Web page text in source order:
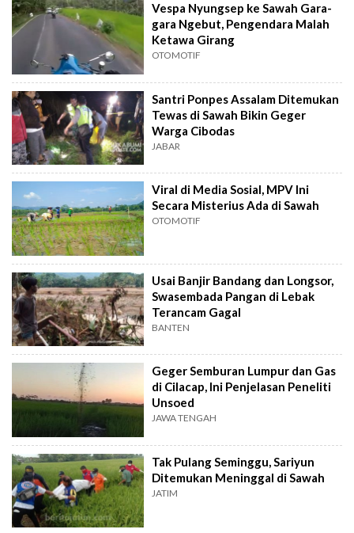
Vespa Nyungsep ke Sawah Gara-
gara Ngebut, Pengendara Malah
Ketawa Girang
OTOMOTIF
Santri Ponpes Assalam Ditemukan
Tewas di Sawah Bikin Geger
Warga Cibodas
JABAR
Viral di Media Sosial, MPV Ini
Secara Misterius Ada di Sawah
OTOMOTIF
Usai Banjir Bandang dan Longsor,
Swasembada Pangan di Lebak
Terancam Gagal
BANTEN
Geger Semburan Lumpur dan Gas
di Cilacap, Ini Penjelasan Peneliti
Unsoed
JAWA TENGAH
Tak Pulang Seminggu, Sariyun
Ditemukan Meninggal di Sawah
JATIM